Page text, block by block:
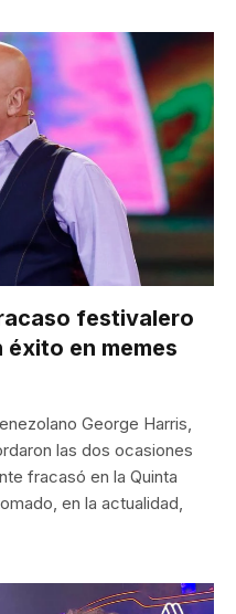
festivalero
en memes
George Harris,
las dos ocasiones
fracasó en la Quinta
en la actualidad,